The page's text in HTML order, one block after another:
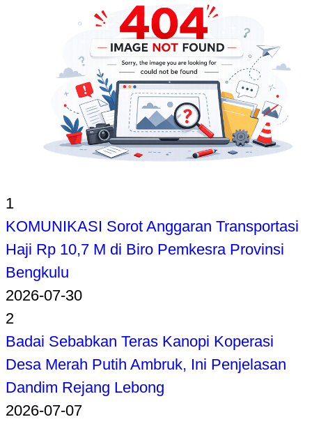
1
KOMUNIKASI Sorot Anggaran Transportasi
Haji Rp 10,7 M di Biro Pemkesra Provinsi
Bengkulu
2026-07-30
2
Badai Sebabkan Teras Kanopi Koperasi
Desa Merah Putih Ambruk, Ini Penjelasan
Dandim Rejang Lebong
2026-07-07